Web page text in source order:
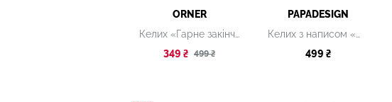
ORNER
Келих «Гарне закінчення дня»
349 ₴ 499 ₴
PAPADESIGN
Келих з написом «Щас буде артистка»
499 ₴